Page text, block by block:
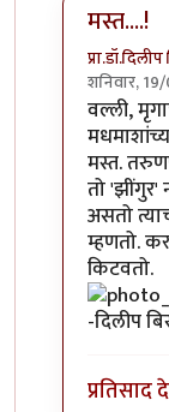
मस्त....!
शनिवार,
In reply
वल्ली,
मस्त.
तो
असतो
म्हणतो.
किटवतो.
-दिलीप
प्रतिसाद